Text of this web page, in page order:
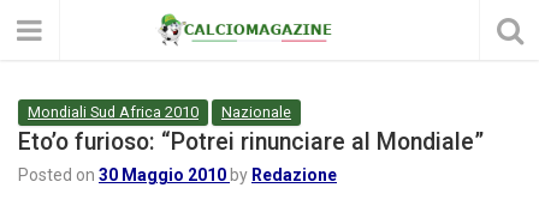
Mondiali Sud Africa 2010 Nazionale
Eto’o furioso: “Potrei rinunciare al Mondiale”
Posted on 30 Maggio 2010 by Redazione